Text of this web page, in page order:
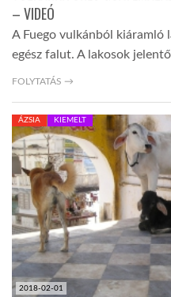
– VIDEÓ
A Fuego vulkánból kiáramló
egész falut. A lakosok
FOLYTATÁS →
2018-02-01
ÁZSIA KIEMELT